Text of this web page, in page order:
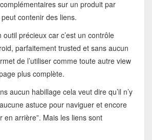
sur un produit par
contenir des liens.
outil précieux car c’est un contrôle
parfaitement trusted et sans aucun
de l’utiliser comme toute autre view
plus complète.
aucun habillage cela veut dire qu’il n’y
astuce pour naviguer et encore
en arrière”. Mais les liens sont